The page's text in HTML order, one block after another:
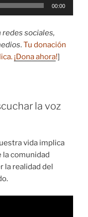
00:00
redes sociales,
.Tu donación
¡Dona ahora!]
la voz
vida implica
la comunidad
la realidad del